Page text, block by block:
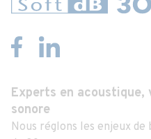
Experts en
sonore
Nous réglons les enjeux